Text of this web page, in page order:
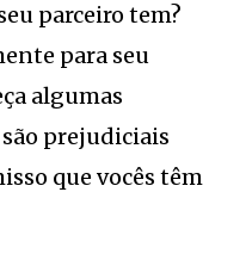
parceiro tem?
para seu
algumas
prejudiciais
que vocês têm